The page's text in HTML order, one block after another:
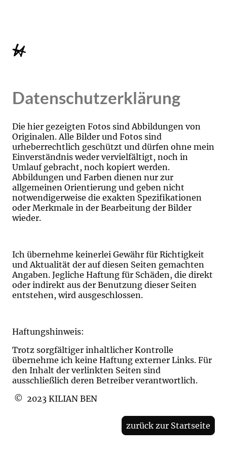
Datenschutzerklärung
Die hier gezeigten Fotos sind Abbildungen von
Originalen. Alle Bilder und Fotos sind
urheberrechtlich geschützt und dürfen ohne mein
Einverständnis weder vervielfältigt, noch in
Umlauf gebracht, noch kopiert werden.
Abbildungen und Farben dienen nur zur
allgemeinen Orientierung und geben nicht
notwendigerweise die exakten Spezifikationen
oder Merkmale in der Bearbeitung der Bilder
wieder.
Ich übernehme keinerlei Gewähr für Richtigkeit
und Aktualität der auf diesen Seiten gemachten
Angaben. Jegliche Haftung für Schäden, die direkt
oder indirekt aus der Benutzung dieser Seiten
entstehen, wird ausgeschlossen.
Haftungshinweis:
Trotz sorgfältiger inhaltlicher Kontrolle
übernehme ich keine Haftung externer Links. Für
den Inhalt der verlinkten Seiten sind
ausschließlich deren Betreiber verantwortlich.
© 2023 KILIAN BEN
zurück zur Startseite